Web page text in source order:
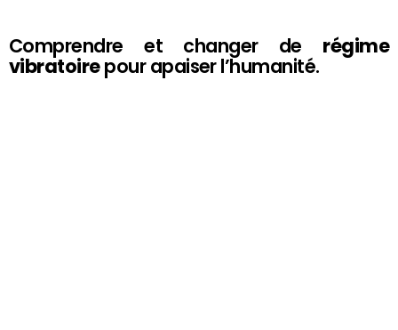
Comprendre et changer de régime
vibratoirepour apaiser l’humanité.